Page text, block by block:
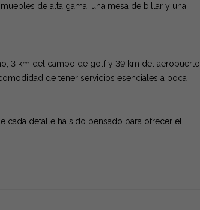
de alta gama, una mesa de billar y una
3 km del campo de golf y 39 km del aeropuerto,
de tener servicios esenciales a poca
cada detalle ha sido pensado para ofrecer el